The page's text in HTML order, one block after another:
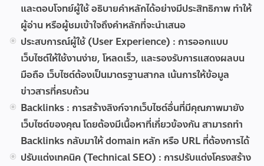
และตอบโจทย์ผู้ใช้ อธิบายคำหลักได้อย่างมีประสิทธิภาพ ทำให้
ผู้อ่าน หรือผู้ชมเข้าใจถึงคำหลักที่จะนำเสนอ
ประสบการณ์ผู้ใช้ (User Experience) : การออกแบบ
เว็บไซต์ให้ใช้งานง่าย, โหลดเร็ว, และรองรับการแสดงผลบน
มือถือ เว็บไซต์ต้องเป็นมาตรฐานสากล เน้นการให้ข้อมูล
ข่าวสารที่ครบถ้วน
Backlinks : การสร้างลิงก์จากเว็บไซต์อื่นที่มีคุณภาพมายัง
เว็บไซต์ของคุณ โดยต้องมีเนื้อหาที่เกี่ยวข้องกัน สามารถทำ
Backlinks กลับมาให้ domain หลัก หรือ URL ที่ต้องการได้
ปรับแต่งเทคนิค (Technical SEO) : การปรับแต่งโครงสร้าง